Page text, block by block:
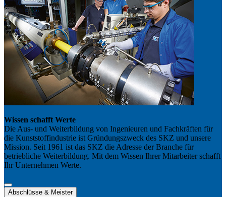
Wissen schafft Werte
Die Aus- und Weiterbildung von Ingenieuren und Fachkräften für
die Kunststoffindustrie ist Gründungszweck des SKZ und unsere
Mission. Seit 1961 ist das SKZ die Adresse der Branche für
betriebliche Weiterbildung. Mit dem Wissen Ihrer Mitarbeiter schafft
Ihr Unternehmen Werte.
Abschlüsse & Meister